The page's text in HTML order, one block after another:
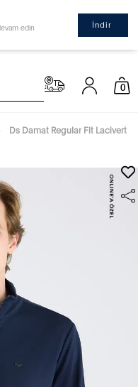
edin İndir
0
Ds Damat Regular Fit Lacivert